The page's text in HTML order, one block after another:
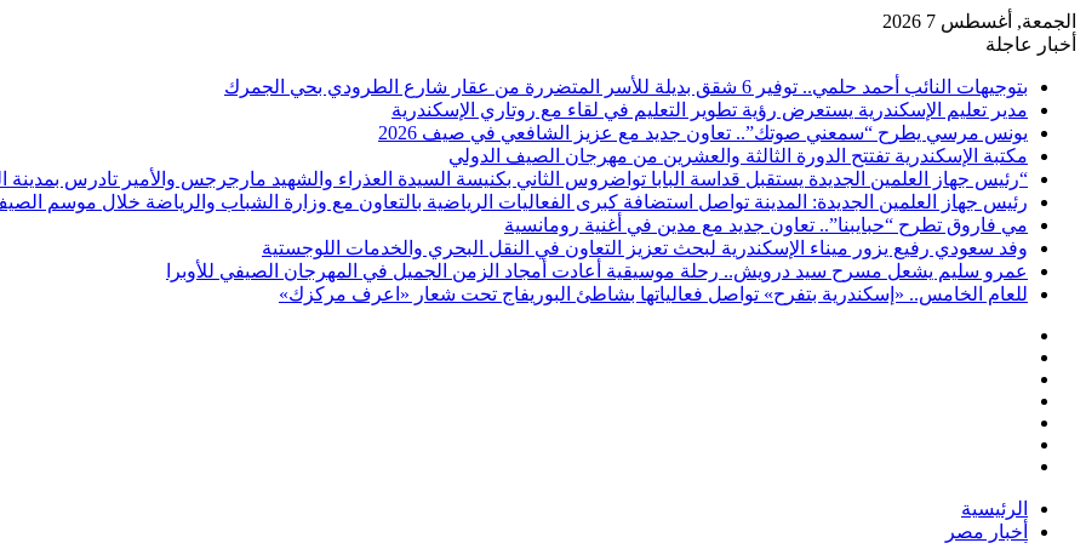
الجمعة, أغسطس 7 2026
أخبار عاجلة
بتوجيهات النائب أحمد حلمي.. توفير 6 شقق بديلة للأسر المتضررة من عقار شارع الطرودي بحي الجمرك
مدير تعليم الإسكندرية يستعرض رؤية تطوير التعليم في لقاء مع روتاري الإسكندرية
يونس مرسي يطرح “سمعني صوتك”.. تعاون جديد مع عزيز الشافعي في صيف 2026
مكتبة الإسكندرية تفتتح الدورة الثالثة والعشرين من مهرجان الصيف الدولي
“رئيس جهاز العلمين الجديدة يستقبل قداسة البابا تواضروس الثاني بكنيسة السيدة العذراء والشهيد مارجرجس والأمير تادرس بمدينة
رئيس جهاز العلمين الجديدة: المدينة تواصل استضافة كبرى الفعاليات الرياضية بالتعاون مع وزارة الشباب والرياضة خلال موسم
مي فاروق تطرح “حبايبنا”.. تعاون جديد مع مدين في أغنية رومانسية
وفد سعودي رفيع يزور ميناء الإسكندرية لبحث تعزيز التعاون في النقل البحري والخدمات اللوجستية
عمرو سليم يشعل مسرح سيد درويش.. رحلة موسيقية أعادت أمجاد الزمن الجميل في المهرجان الصيفي للأوبرا
للعام الخامس.. «إسكندرية بتفرح» تواصل فعالياتها بشاطئ البوريفاج تحت شعار «اعرف مركزك»
جانبي
الرئيسية
أخبار مصر